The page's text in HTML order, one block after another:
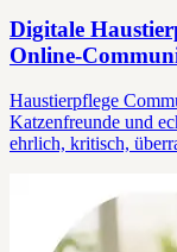
Digitale
Online-
Haustierpflege
Katzenfreunde und
ehrlich, kritisch,